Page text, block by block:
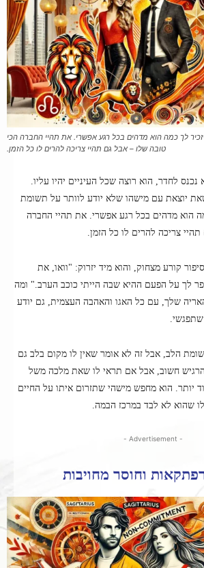
לך כמה הוא מדהים בכל רגע אפשרי. את תהיי החברה הכי
טובה שלו – אבל גם תהיי צריכה להרים לו כל הזמן.
לחדר, הוא רוצה שכל העיניים יהיו עליו.
יוצאת עם מישהו שלא יודע לוותר על תשומת
הוא מדהים בכל רגע אפשרי. את תהיי החברה
צריכה להרים לו כל הזמן.
קורע מצחוק, והוא מיד יזרוק: "וואו, את
לך על הפעם ההיא שבה הייתי כוכב הערב." ומה
שלך, עם כל האגו והאהבה העצמית, גם יודע
שתפגשי.
הלב, אבל זה לא אומר שאין לו מקום בלב גם
חשוב, אבל אם תראי לו שאת מלכה משל
יותר. הוא מחפש מישהי שתזרום איתו על החיים
שהוא לא לבד במרכז הבמה.
- Advertisement -
וחוסר מחויבות